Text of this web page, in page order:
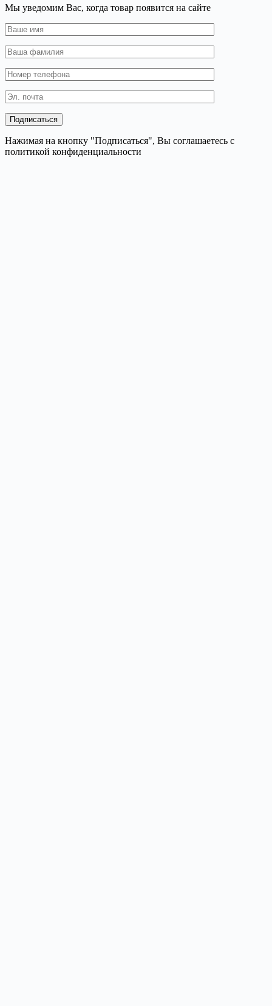
Мы уведомим Вас, когда товар появится на сайте
Нажимая на кнопку "Подписаться", Вы соглашаетесь с
политикой конфиденциальности